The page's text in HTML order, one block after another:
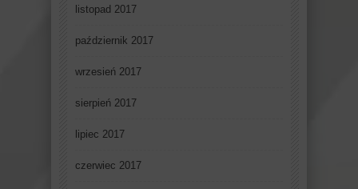
listopad 2017
październik 2017
wrzesień 2017
sierpień 2017
lipiec 2017
czerwiec 2017